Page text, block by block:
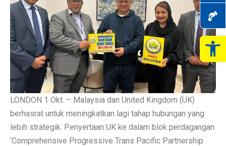
LONDON 1 Okt. – Malaysia dan United Kingdom (UK)
berhasrat untuk meningkatkan lagi tahap hubungan yang
lebih strategik. Penyertaan UK ke dalam blok perdagangan
‘Comprehensive Progressive Trans Pacific Partnership